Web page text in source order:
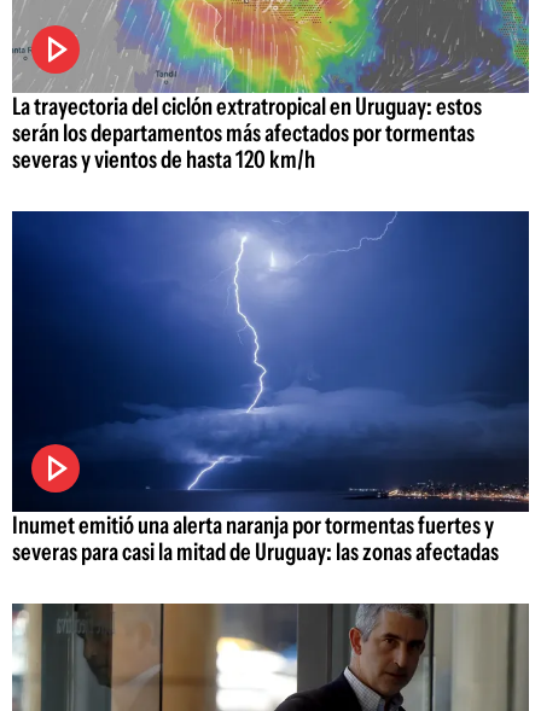
La trayectoria del ciclón extratropical en Uruguay: estos
serán los departamentos más afectados por tormentas
severas y vientos de hasta 120 km/h
Inumet emitió una alerta naranja por tormentas fuertes y
severas para casi la mitad de Uruguay: las zonas afectadas